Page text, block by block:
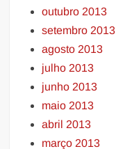
outubro 2013
setembro 2013
agosto 2013
julho 2013
junho 2013
maio 2013
abril 2013
março 2013